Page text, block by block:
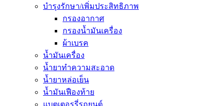
บำรุงรักษา/เพิ่มประสิทธิภาพ
กรองอากาศ
กรองน้ำมันเครื่อง
ผ้าเบรค
น้ำมันเครื่อง
น้ำยาทำความสะอาด
น้ำยาหล่อเย็น
น้ำมันเฟืองท้าย
แบตเตอรรี่รถยนต์